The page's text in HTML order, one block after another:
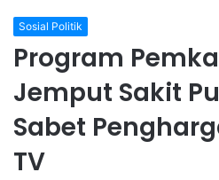
Sosial Politik
Program
Jemput Sakit
Sabet
TV